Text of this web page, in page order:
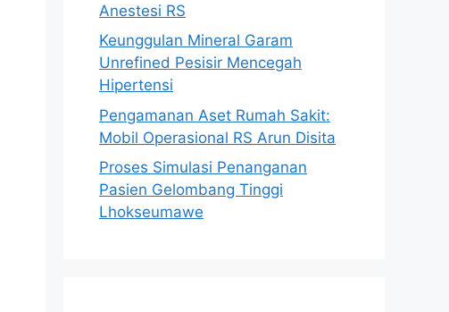
Anestesi RS
Keunggulan Mineral Garam
Unrefined Pesisir Mencegah
Hipertensi
Pengamanan Aset Rumah Sakit:
Mobil Operasional RS Arun Disita
Proses Simulasi Penanganan
Pasien Gelombang Tinggi
Lhokseumawe